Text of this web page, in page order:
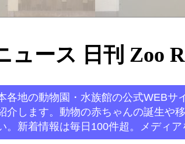
ュース 日刊 Zoo
各地の動物園・水族館の公式WEBサ
介します。動物の赤ちゃんの誕生や
新着情報は毎日100件超。メディア